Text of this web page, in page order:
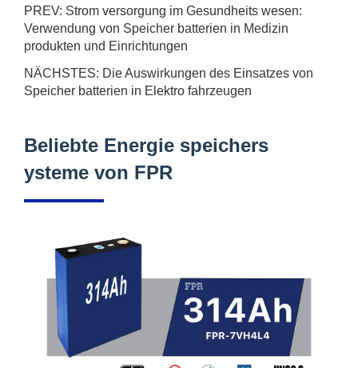
PREV: Strom versorgung im Gesundheits wesen:
Verwendung von Speicher batterien in Medizin
produkten und Einrichtungen
NÄCHSTES: Die Auswirkungen des Einsatzes von
Speicher batterien in Elektro fahrzeugen
Beliebte Energie speichers
ysteme von FPR